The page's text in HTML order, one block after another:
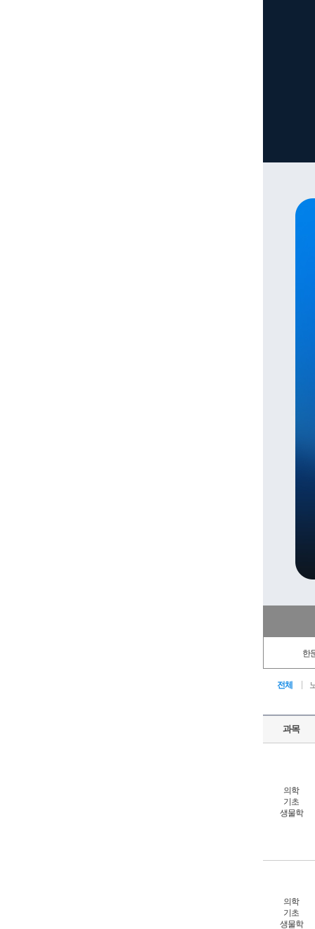
한
전체
과목
의학
기초
생물학
의학
기초
생물학